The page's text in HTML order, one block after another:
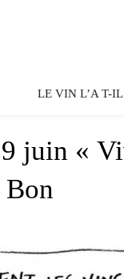
LE VIN L’A T-IL
juin «
Bon